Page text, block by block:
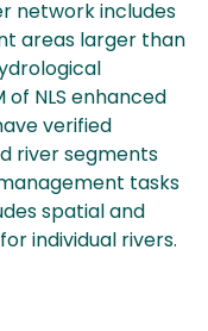
network includes
areas larger than
of NLS enhanced
verified
river segments
tasks
spatial and
individual rivers.